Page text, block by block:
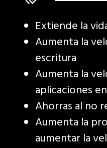
Extiende la
Aumenta la
escritura
Aumenta la
aplicaciones
Ahorras al no
Aumenta la
aumentar la